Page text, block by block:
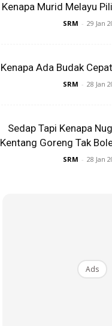
Kenapa Murid Melayu
SRM - 29 Jan
Kenapa Ada Budak
SRM - 28 Jan
Sedap Tapi Kenapa
Kentang Goreng Tak
SRM - 28 Jan
Ads